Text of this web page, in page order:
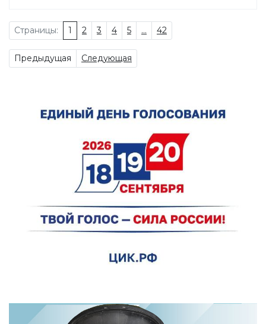
Страницы: 1 2 3 4 5 ... 42
Предыдущая Следующая